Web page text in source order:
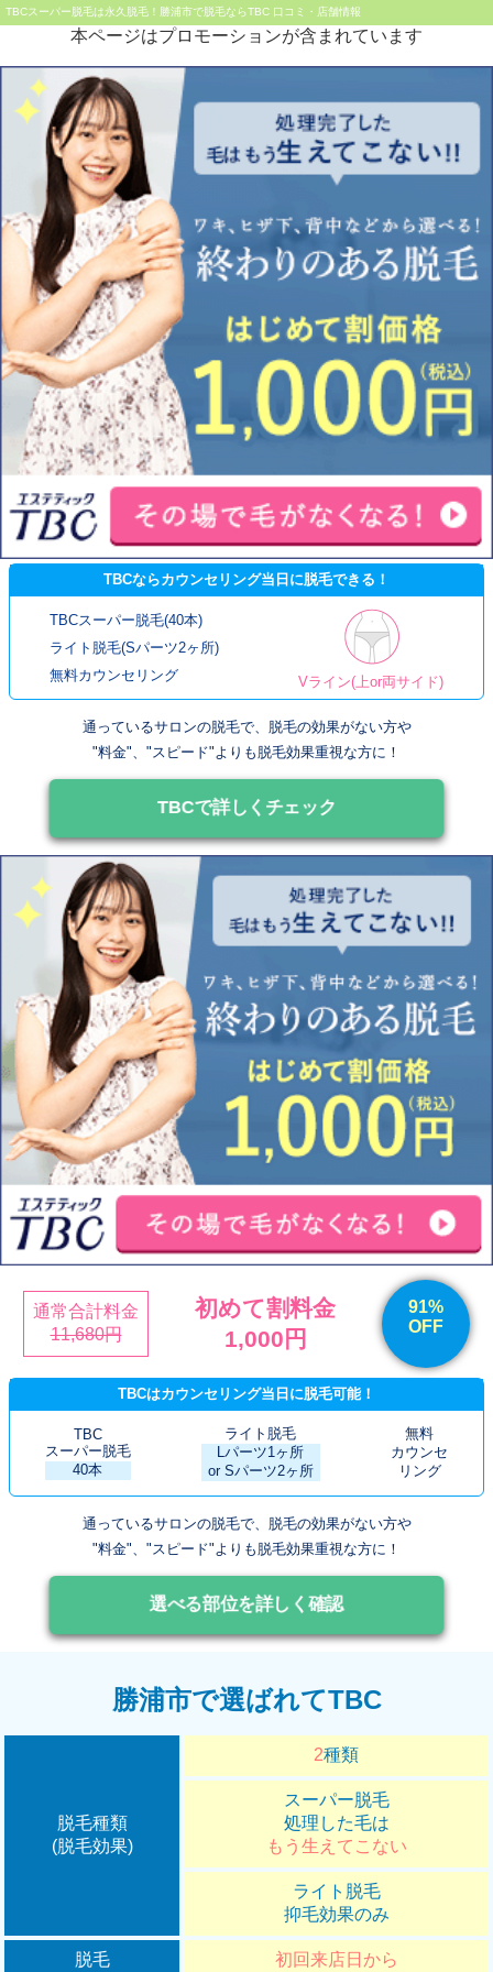
TBCスーパー脱毛は永久脱毛！勝浦市で脱毛ならTBC 口コミ・店舗情報
本ページはプロモーションが含まれています
TBCならカウンセリング当日に脱毛できる！
TBCスーパー脱毛(40本)
ライト脱毛(Sパーツ2ヶ所)
無料カウンセリング
Vライン(上or両サイド)
通っているサロンの脱毛で、脱毛の効果がない方や
"料金"、"スピード"よりも脱毛効果重視な方に！
TBCで詳しくチェック
通常合計料金
11,680円
初めて割料金
1,000円
91%
OFF
TBCはカウンセリング当日に脱毛可能！
TBC
スーパー脱毛
40本
ライト脱毛
Lパーツ1ヶ所
or Sパーツ2ヶ所
無料
カウンセ
リング
通っているサロンの脱毛で、脱毛の効果がない方や
"料金"、"スピード"よりも脱毛効果重視な方に！
選べる部位を詳しく確認
勝浦市で選ばれてTBC
脱毛種類
(脱毛効果)
2種類
スーパー脱毛
処理した毛は
もう生えてこない
ライト脱毛
抑毛効果のみ
脱毛 初回来店日から